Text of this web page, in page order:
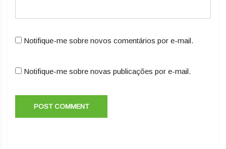
Notifique-me sobre novos comentários por e-mail.
Notifique-me sobre novas publicações por e-mail.